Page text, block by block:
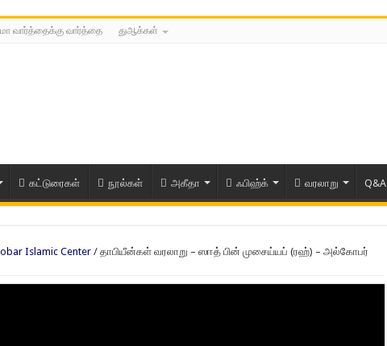
வார்த்தைக்கு வார்த்தை துஆக்கள்
கட்டுரைகள் நூல்கள் அகீதா ஃபிஹ்க் வரலாறு Q&A
Islamic Center / தாபியீன்கள் வரலாறு – ஸஈத் பின் முசைய்யப் (ரஹ்) – அல்கோபர்